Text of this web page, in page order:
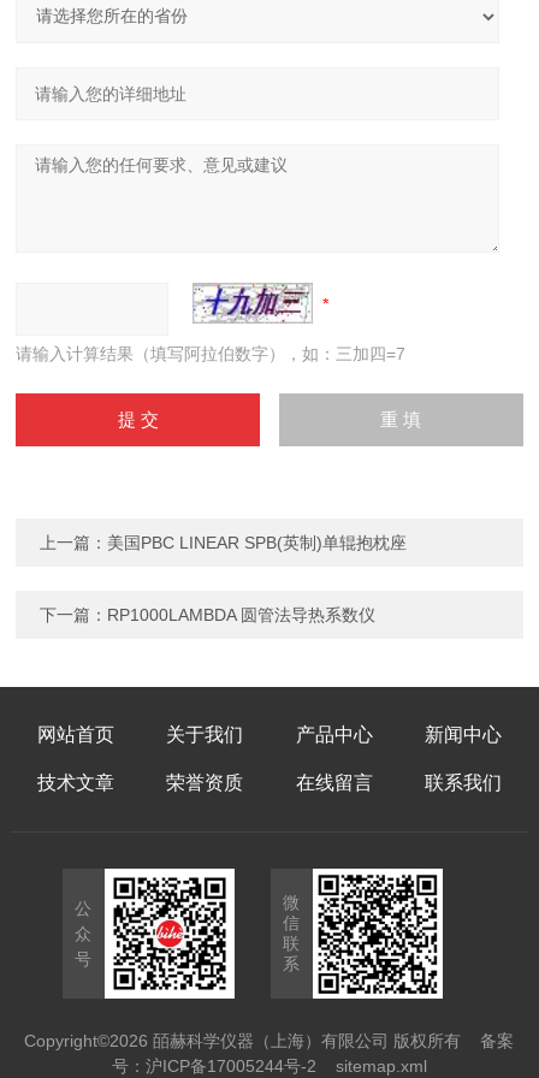
请输入计算结果（填写阿拉伯数字），如：三加四=7
上一篇： 美国PBC LINEAR SPB(英制)单辊抱枕座
下一篇： RP1000LAMBDA 圆管法导热系数仪
网站首页 关于我们 产品中心 新闻中心
技术文章 荣誉资质 在线留言 联系我们
公
众
号
微
信
联
系
Copyright©2026 皕赫科学仪器（上海）有限公司 版权所有备案
号：沪ICP备17005244号-2
sitemap.xml